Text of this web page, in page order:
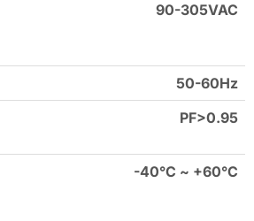
90-305VAC
50-60Hz
PF>0.95
-40°C ~ +60°C